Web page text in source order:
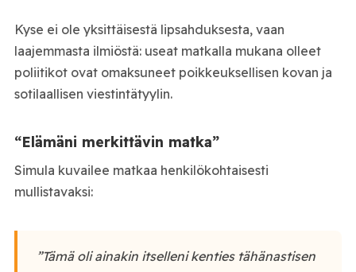
Kyse ei ole yksittäisestä lipsahduksesta, vaan
laajemmasta ilmiöstä: useat matkalla mukana olleet
poliitikot ovat omaksuneet poikkeuksellisen kovan ja
sotilaallisen viestintätyylin.
“Elämäni merkittävin matka”
Simula kuvailee matkaa henkilökohtaisesti
mullistavaksi:
”Tämä oli ainakin itselleni kenties tähänastisen